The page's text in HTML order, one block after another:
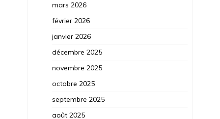
mars 2026
février 2026
janvier 2026
décembre 2025
novembre 2025
octobre 2025
septembre 2025
août 2025